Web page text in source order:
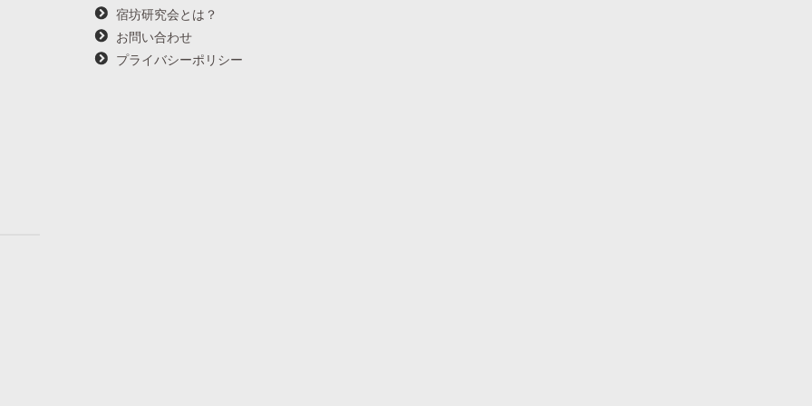
宿坊研究会とは？
お問い合わせ
プライバシーポリシー